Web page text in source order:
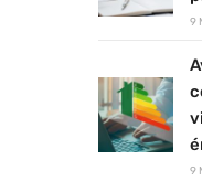
9
9